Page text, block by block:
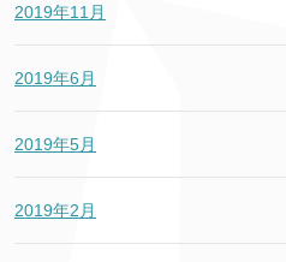
2019年11月
2019年6月
2019年5月
2019年2月